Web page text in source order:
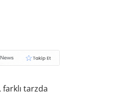
farklı tarzda